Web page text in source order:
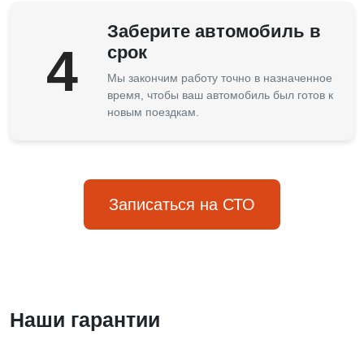
4
Заберите автомобиль в
срок
Мы закончим работу точно в назначенное
время, чтобы ваш автомобиль был готов к
новым поездкам.
Записаться на СТО
Наши гарантии